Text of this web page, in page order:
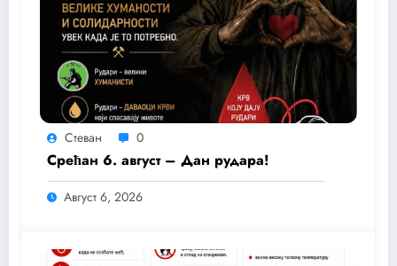
Стеван 0
Срећан 6. август – Дан рудара!
Август 6, 2026